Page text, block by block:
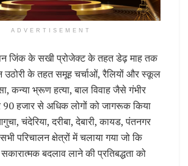
ADVERTISEMENT
जिंक के सखी प्रोजेक्ट के तहत डेढ़ माह तक
उठोरी के तहत समूह चर्चाओं, रैलियों और स्कूल
कन्या भ्रूण हत्या, बाल विवाह जैसे गंभीर
90 हजार से अधिक लोगों को जागरूक किया
चंदेरिया, दरीबा, देबारी, कायड, पंतनगर
परिचालन क्षेत्रों में चलाया गया जो कि
बदलाव लाने की प्रतिबद्धता को